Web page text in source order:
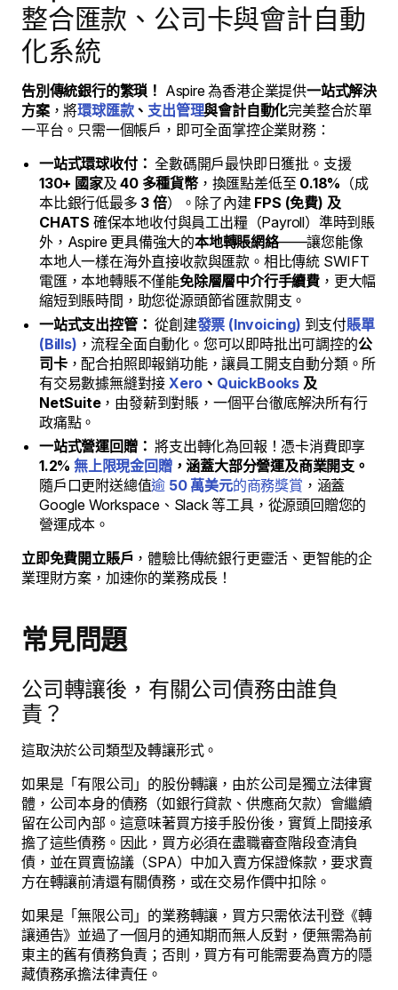
整合匯款、公司卡與會計自動
化系統
告別傳統銀行的繁瑣！ Aspire 為香港企業提供一站式解決
方案，將環球匯款、 支出管理與會計自動化完美整合於單
一平台。只需一個帳戶，即可全面掌控企業財務：
一站式環球收付： 全數碼開戶最快即日獲批。支援
130+ 國家及40 多種貨幣，換匯點差低至 0.18% （成
本比銀行低最多 3 倍）。除了內建 FPS (免費) 及
CHATS 確保本地收付與員工出糧（Payroll）準時到賬
外，Aspire 更具備強大的本地轉賬網絡——讓您能像
本地人一樣在海外直接收款與匯款。相比傳統 SWIFT
電匯，本地轉賬不僅能免除層層中介行手續費 ，更大幅
縮短到賬時間，助您從源頭節省匯款開支。
一站式支出控管： 從創建發票 (Invoicing) 到支付賬單
(Bills) ，流程全面自動化。您可以即時批出可調控的公
司卡，配合拍照即報銷功能，讓員工開支自動分類。所
有交易數據無縫對接Xero 、 QuickBooks 及
NetSuite，由發薪到對賬，一個平台徹底解決所有行
政痛點。
一站式營運回贈： 將支出轉化為回報！憑卡消費即享
1.2% 無上限現金回贈，涵蓋大部分營運及商業開支。
隨戶口更附送總值逾 50 萬美元的商務獎賞 ，涵蓋
Google Workspace、Slack 等工具，從源頭回贈您的
營運成本。
立即免費開立賬戶 ，體驗比傳統銀行更靈活、更智能的企
業理財方案，加速你的業務成長！
常見問題
公司轉讓後，有關公司債務由誰負
責？
這取決於公司類型及轉讓形式。
如果是「有限公司」的股份轉讓，由於公司是獨立法律實
體，公司本身的債務（如銀行貸款、供應商欠款）會繼續
留在公司內部。這意味著買方接手股份後，實質上間接承
擔了這些債務。因此，買方必須在盡職審查階段查清負
債，並在買賣協議（SPA）中加入賣方保證條款，要求賣
方在轉讓前清還有關債務，或在交易作價中扣除。
如果是「無限公司」的業務轉讓，買方只需依法刊登《轉
讓通告》並過了一個月的通知期而無人反對，便無需為前
東主的舊有債務負責；否則，買方有可能需要為賣方的隱
藏債務承擔法律責任。